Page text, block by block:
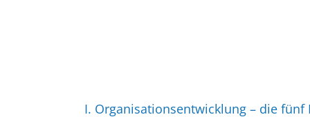
I. Organi­sa­ti­ons­ent­wicklung – die fünf